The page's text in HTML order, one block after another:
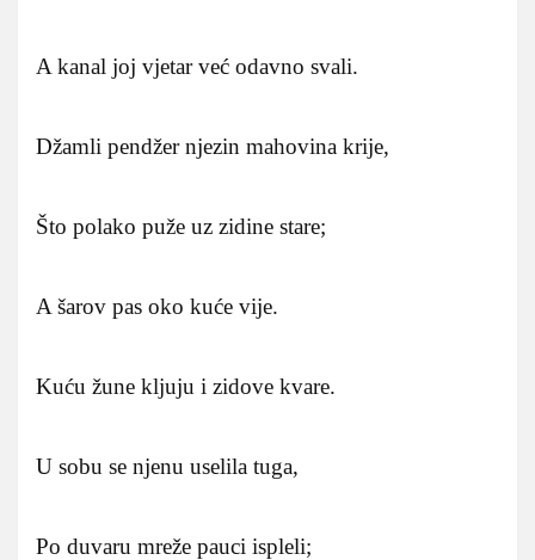
A kanal joj vjetar već odavno svali.
Džamli pendžer njezin mahovina krije,
Što polako puže uz zidine stare;
A šarov pas oko kuće vije.
Kuću žune kljuju i zidove kvare.
U sobu se njenu uselila tuga,
Po duvaru mreže pauci ispleli;